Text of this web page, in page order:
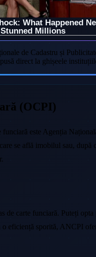
de Cadastru și
direct la ghișeele
(OCPI)
funciară este Agenția
se află imobilul sau,
de carte funciară. Puteți
eficiență sporită, ANCPI